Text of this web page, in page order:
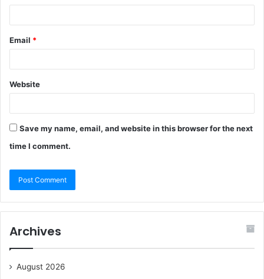
Email *
Website
Save my name, email, and website in this browser for the next
time I comment.
Archives
August 2026